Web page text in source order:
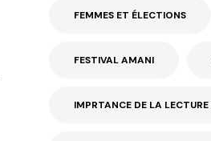
FEMMES ET ÉLECTIONS
FESTIVAL AMANI
IMPRTANCE DE LA